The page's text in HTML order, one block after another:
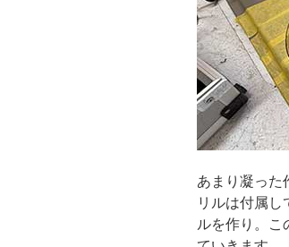
あまり凝った
リルは付属し
ルを作り。こ